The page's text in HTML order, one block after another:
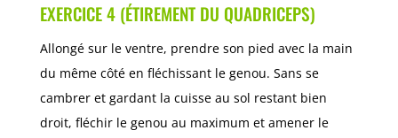
EXERCICE 4 (ÉTIREMENT DU QUADRICEPS)
Allongé sur le ventre, prendre son pied avec la main
du même côté en fléchissant le genou. Sans se
cambrer et gardant la cuisse au sol restant bien
droit, fléchir le genou au maximum et amener le